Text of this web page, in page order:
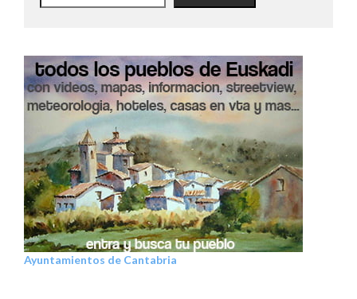
Ayuntamientos de Cantabria